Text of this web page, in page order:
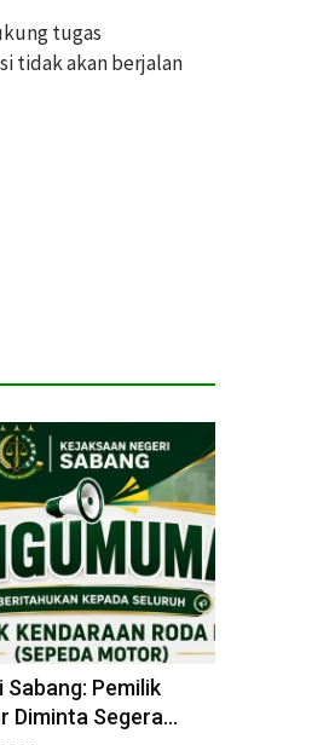
tugas
tidak akan berjalan
Sabang: Pemilik
Diminta Segera